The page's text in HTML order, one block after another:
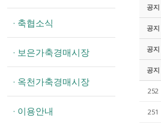
· 축협소식
· 보은가축경매시장
· 옥천가축경매시장
· 이용안내
공지
공지
공지
공지
252
251